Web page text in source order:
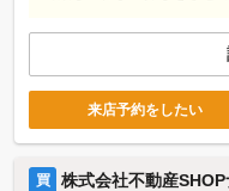
来店予約をしたい
買 株式会社不動産